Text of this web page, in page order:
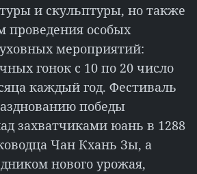
и скульптуры, но также
проведения особых
мероприятий:
гонок с 10 по 20 число
каждый год. Фестиваль
победы
захватчиками юань в 1288
Чан Кхань Зы, а
нового урожая,